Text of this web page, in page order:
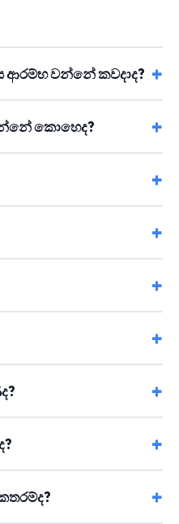
ආරම්භ වන්නේ කවදාද?
කොහෙද?